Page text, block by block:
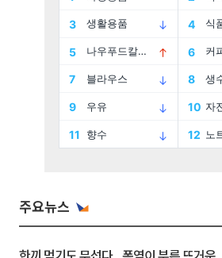
주요뉴스